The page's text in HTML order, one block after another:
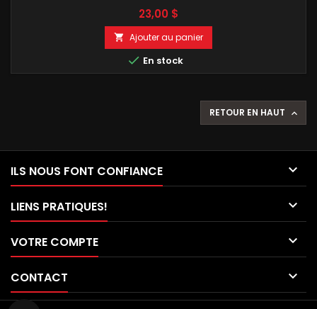
Prix
23,00 $
 Ajouter au panier
 En stock
RETOUR EN HAUT 
ILS NOUS FONT CONFIANCE 
LIENS PRATIQUES! 
VOTRE COMPTE 
CONTACT 